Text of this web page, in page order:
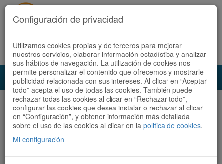
Acceder Registrate ahora Español | Català
Audioruta Todas las rutas
Todas las rutas Ordenar por:Más recientes
Configuración de privacidad
Utilizamos cookies propias y de terceros para mejorar
nuestros servicios, elaborar información estadística y analizar
sus hábitos de navegación. La utilización de cookies nos
permite personalizar el contenido que ofrecemos y mostrarle
publicidad relacionada con sus intereses. Al clicar en “Aceptar
todo” acepta el uso de todas las cookies. También puede
rechazar todas las cookies al clicar en “Rechazar todo”,
configurar las cookies que desea instalar o rechazar al clicar
en “Configuración”, y obtener información más detallada
sobre el uso de las cookies al clicar en la politica de cookies.
Mi configuración